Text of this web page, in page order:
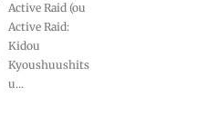
Active Raid (ou
Active Raid:
Kidou
Kyoushuushits
u...